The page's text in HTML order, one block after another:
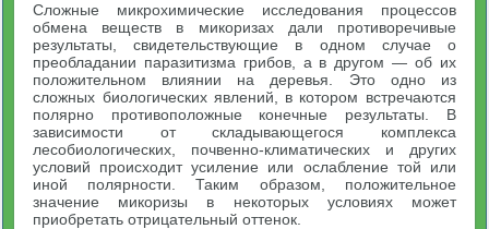
Сложные микрохимические исследования процессов
обмена веществ в микоризах дали противоречивые
результаты, свидетельствующие в одном случае о
преобладании паразитизма грибов, а в другом — об их
положительном влиянии на деревья. Это одно из
сложных биологических явлений, в котором встречаются
полярно противоположные конечные результаты. В
зависимости от складывающегося комплекса
лесобиологических, почвенно-климатических и других
условий происходит усиление или ослабление той или
иной полярности. Таким образом, положительное
значение микоризы в некоторых условиях может
приобретать отрицательный оттенок.